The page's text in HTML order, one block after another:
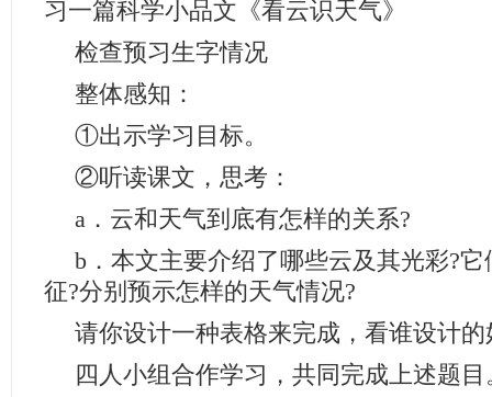
习一篇科学小品文《看云识天气》
检查预习生字情况
整体感知：
①出示学习目标。
②听读课文，思考：
a．云和天气到底有怎样的关系?
b．本文主要介绍了哪些云及其光彩?
征?分别预示怎样的天气情况?
请你设计一种表格来完成，看谁设计的
四人小组合作学习，共同完成上述题目